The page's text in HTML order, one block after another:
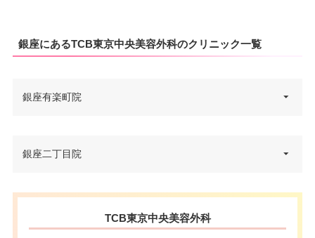
銀座にあるTCB東京中央美容外科のクリニック一覧
銀座有楽町院
住所
東京都千代田区有楽町2-3-5 aune
電話番号 0120-197-250
アクセス
地下鉄日比谷線日比谷駅 徒歩1分
銀座二丁目院
東京都中央区銀座2-6-9 Ginza26
9ビル 9F
TCB東京中央美容外科